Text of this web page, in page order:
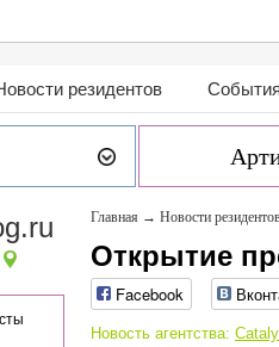
резидентов
Главная → Новости
Открытие
Facebook
Новость агентства: